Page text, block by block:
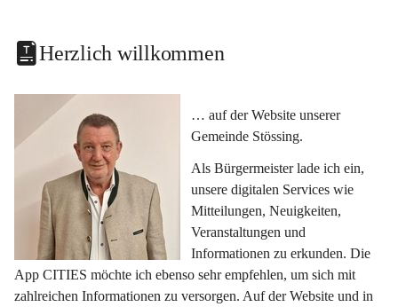
Herzlich willkommen
… auf der Website unserer
Gemeinde Stössing.
Als Bürgermeister lade ich ein,
unsere digitalen Services wie
Mitteilungen, Neuigkeiten,
Veranstaltungen und
Informationen zu erkunden. Die
App CITIES möchte ich ebenso sehr empfehlen, um sich mit
zahlreichen Informationen zu versorgen. Auf der Website und in